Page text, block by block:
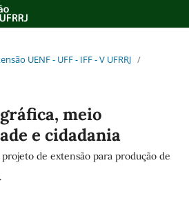
UENF - UFF - IFF - V UFRRJ /
meio
e cidadania
de extensão para produção de